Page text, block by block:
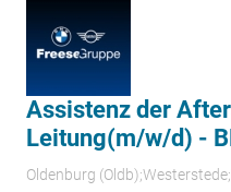
Assistenz der
Leitung(m/w/d) -
Oldenburg